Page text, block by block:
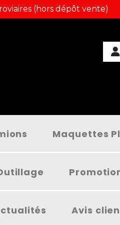
(hors dépôt vente)
Maquettes
Avis